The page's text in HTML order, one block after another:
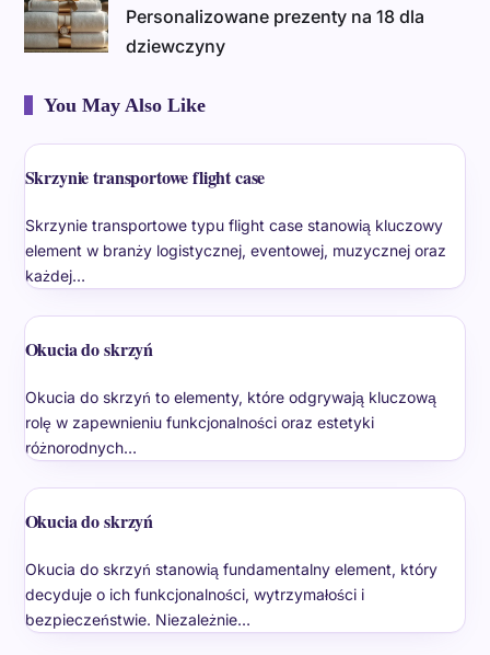
Personalizowane prezenty na 18 dla
dziewczyny
You May Also Like
Skrzynie transportowe flight case
Skrzynie transportowe typu flight case stanowią kluczowy
element w branży logistycznej, eventowej, muzycznej oraz
każdej…
Okucia do skrzyń
Okucia do skrzyń to elementy, które odgrywają kluczową
rolę w zapewnieniu funkcjonalności oraz estetyki
różnorodnych…
Okucia do skrzyń
Okucia do skrzyń stanowią fundamentalny element, który
decyduje o ich funkcjonalności, wytrzymałości i
bezpieczeństwie. Niezależnie…